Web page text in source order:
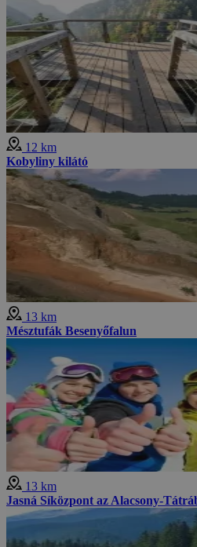
12 km
Kobyliny kilátó
13 km
Mésztufák Besenyőfalun
13 km
Jasná Síközpont az Alacsony-